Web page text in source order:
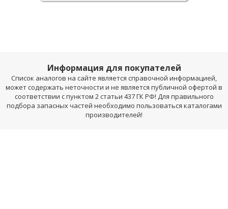
Информация для покупателей
Список аналогов на сайте является справочной информацией,
может содержать неточности и не является публичной офертой в
соответствии с пунктом 2 статьи 437 ГК РФ! Для правильного
подбора запасных частей необходимо пользоваться каталогами
производителей!